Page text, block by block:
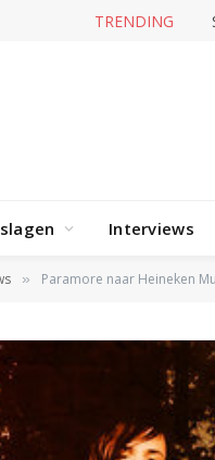
TRENDING Hit-
Interviews
» Paramore naar Heineken